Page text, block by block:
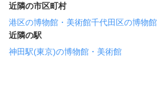
近隣の市区町村
港区の博物館・美術館千代田区の博物
近隣の駅
神田駅(東京)の博物館・美術館